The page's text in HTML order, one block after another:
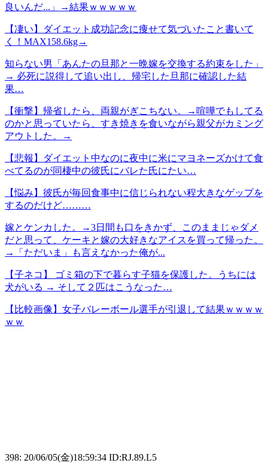
良いんだ...」→結果ｗｗｗｗｗ
【凄い】ダイエット成功記念に痩せて気づいたこと書いて
く！MAX158.6kg→
知らない男「あんたの旦那と一晩嫁を交換する約束をした」
→ 必死に説得して追い出し、帰宅した旦那に確認した結
果…
【衝撃】帰省したら、両親がぎこちない。→喧嘩でもしてる
のかと思っていたら、すき焼きを食いながら親父がカミング
アウトした。→
【悲報】ダイエット中なのに夜中に米にマヨネーズかけて食
べてるのが同棲中の彼氏にバレた氏にたい…
【悩み】彼氏が毎回食事中に信じられない程大きなゲップを
するのだけど………
嫁とケンカした。→3日間も口をきかず、このままじゃダメ
だと思って、ケーキと嫁の大好きなアイスを買って帰った。
→「ただいま」も言えなかった俺が...
【子ネコ】 ゴミ箱の下で暮らす子猫を保護した。うちには
犬がいる → そして２匹はこうなった…
【比較画像】女子バレーボール選手が引退して結果ｗｗｗｗ
ｗｗ
398: 20/06/05(金)18:59:34 ID:RJ.89.L5